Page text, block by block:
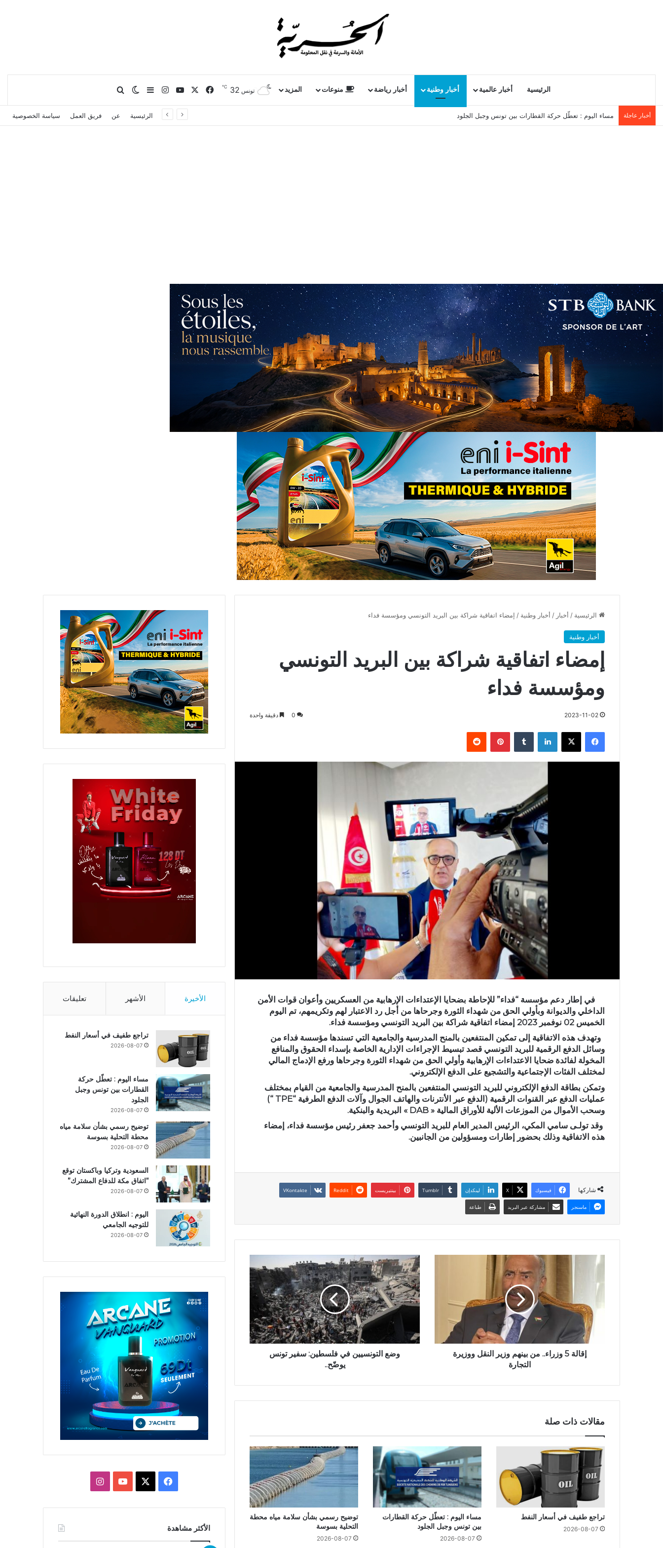
الرئيسية أخبار عالمية أخبار وطنية أخبار رياضة منوعات المزيد تونس 32
℃ فيسبوك يوتيوبانستقرامإضافة عمود جانبي
الوضع المظلم
بحث عن
أخبار عاجلة مساء اليوم : تعطّل حركة القطارات بين تونس وجبل الجلود الرئيسية عن فريق العمل سياسة الخصوصية
الرئيسية / أخبار / أخبار وطنية / إمضاء اتفاقية شراكة بين البريد التونسي ومؤسسة فداء
أخبار وطنية
إمضاء اتفاقية شراكة بين البريد التونسي
ومؤسسة فداء
2023-11-02
0 دقيقة واحدة
فيسبوك X لينكدإن بينتيريست
في إطار دعم مؤسسة “فداء” للإحاطة بضحايا الإعتداءات الإرهابية من العسكريين وأعوان قوات الأمن
الداخلي والديوانة وبأولي الحق من شهداء الثورة وجرحاها من أجل رد الاعتبار لهم وتكريمهم، تم اليوم
الخميس 02 نوفمبر 2023 إمضاء اتفاقية شراكة بين البريد التونسي ومؤسسة فداء.
وتهدف هذه الاتفاقية إلى تمكين المنتفعين بالمنح المدرسية والجامعية التي تسندها مؤسسة فداء من
وسائل الدفع الرقمية للبريد التونسي قصد تبسيط الإجراءات الإدارية الخاصة بإسداء الحقوق والمنافع
المخولة لفائدة ضحايا الاعتداءات الإرهابية وأولي الحق من شهداء الثورة وجرحاها ورفع الإدماج المالي
لمختلف الفئات الإجتماعية والتشجيع على الدفع الإلكتروني.
وتمكن بطاقة الدفع الإلكتروني للبريد التونسي المنتفعين بالمنح المدرسية والجامعية من القيام بمختلف
عمليات الدفع عبر القنوات الرقمية (الدفع عبر الأنترنات والهاتف الجوال وآلات الدفع الطرفية “TPE “)
وسحب الأموال من الموزعات الألية للأوراق المالية « DAB » البريدية والبنكية.
وقد تولـى سامي المكي، الرئيس المدير العام للبريد التونسي وأحمد جعفر رئيس مؤسسة فداء، إمضاء
هذه الاتفاقية وذلك بحضور إطارات ومسؤولين من الجانبين.
شاركها فيسبوك X لينكدإن بينتيريست
ماسنجر مشاركة عبر البريد طباعة
إقالة 5 وزراء.. من بينهم وزير النقل ووزيرة
التجارة
وضع التونسيين في فلسطين: سفير تونس
يوضّح..
مقالات ذات صلة
تراجع طفيف في أسعار النفط
2026-08-07
مساء اليوم : تعطّل حركة القطارات
بين تونس وجبل الجلود
2026-08-07
توضيح رسمي بشأن سلامة مياه محطة
التحلية بسوسة
2026-08-07
الأخيرة الأشهر تعليقات
تراجع طفيف في أسعار النفط
2026-08-07
مساء اليوم : تعطّل حركة
القطارات بين تونس وجبل
الجلود
2026-08-07
توضيح رسمي بشأن سلامة مياه
محطة التحلية بسوسة
2026-08-07
السعودية وتركيا وباكستان توقع
“اتفاق مكة للدفاع المشترك”
2026-08-07
اليوم : انطلاق الدورة النهائية
للتوجيه الجامعي
2026-08-07
فيسبوك يوتيوبانستقرام
الأكثر مشاهدة